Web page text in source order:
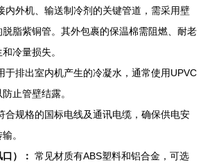
内外机、输送制冷剂的关键管道，需采用壁
脂紫铜管。其外包裹的保温棉需阻燃、耐老
冷量损失。
于排出室内机产生的冷凝水，通常使用UPVC
止管壁结露。
合规格的国标电线及通讯电缆，确保供电安
。
）： 常见材质有ABS塑料和铝合金，可选